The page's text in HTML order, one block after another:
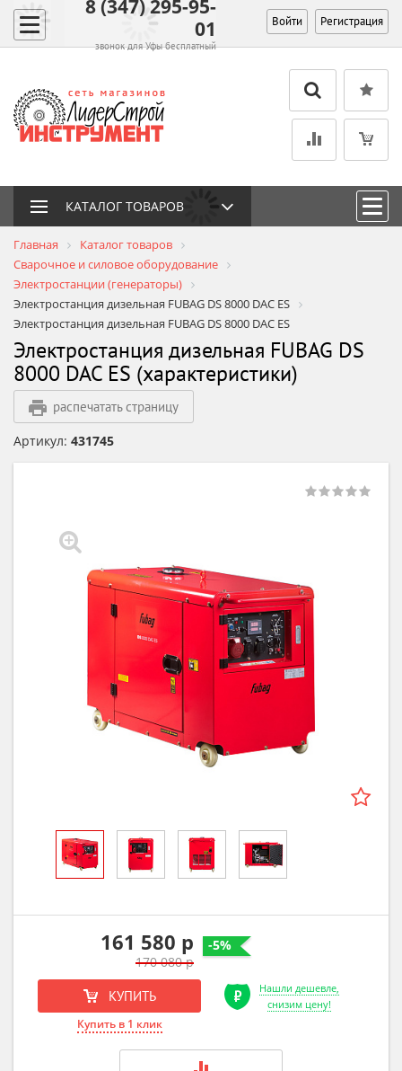
8 (347) 295-95-
01
звонок для Уфы бесплатный
Войти Регистрация
КАТАЛОГ ТОВАРОВ
Главная
Каталог товаров
Сварочное и силовое оборудование
Электростанции (генераторы)
Электростанция дизельная FUBAG DS 8000 DAC ES
Электростанция дизельная FUBAG DS 8000 DAC ES
Электростанция дизельная FUBAG DS
8000 DAC ES (характеристики)
распечатать страницу
Артикул: 431745
161 580 р
170 080 р
КУПИТЬ
Купить в 1 клик
Нашли дешевле,
снизим цену!
-5%